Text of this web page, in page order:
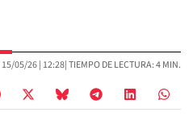
15/05/26 | 12:28| TIEMPO DE LECTURA: 4 MIN.